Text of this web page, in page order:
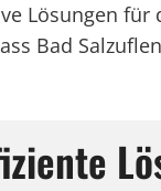
Lösungen
Bad